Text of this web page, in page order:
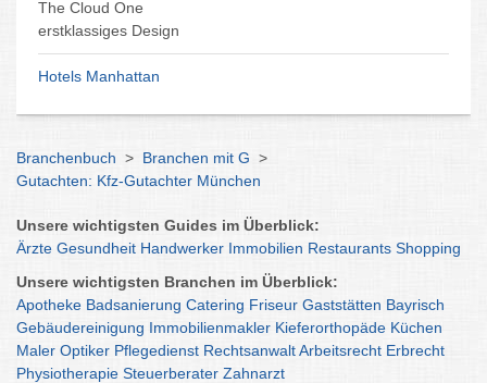
The Cloud One
erstklassiges Design
Hotels Manhattan
Branchenbuch > Branchen mit G >
Gutachten: Kfz-Gutachter München
Unsere wichtigsten Guides im Überblick:
Ärzte Gesundheit Handwerker Immobilien Restaurants Shopping
Unsere wichtigsten Branchen im Überblick:
Apotheke Badsanierung Catering Friseur Gaststätten Bayrisch
Gebäudereinigung Immobilienmakler Kieferorthopäde Küchen
Maler Optiker Pflegedienst RechtsanwaltArbeitsrecht Erbrecht
Physiotherapie Steuerberater Zahnarzt